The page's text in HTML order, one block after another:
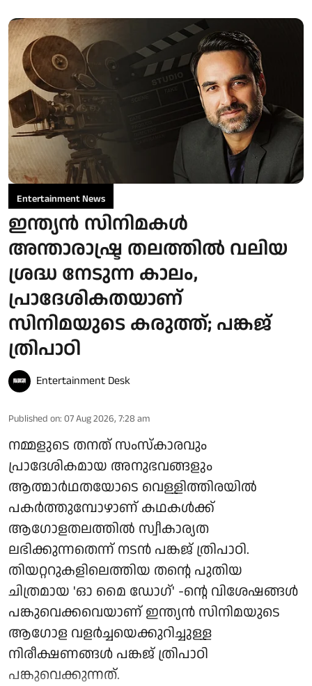
Entertainment News
ഇന്ത്യൻ സിനിമകൾ
അന്താരാഷ്ട്ര തലത്തിൽ വലിയ
ശ്രദ്ധ നേടുന്ന കാലം,
പ്രാദേശികതയാണ്
സിനിമയുടെ കരുത്ത്; പങ്കജ്
ത്രിപാഠി
Entertainment Desk
Published on: 07 Aug 2026, 7:28 am
നമ്മളുടെ തനത് സംസ്കാരവും
പ്രാദേശികമായ അനുഭവങ്ങളും
ആത്മാർഥതയോടെ വെള്ളിത്തിരയിൽ
പകർത്തുമ്പോഴാണ് കഥകൾക്ക്
ആഗോളതലത്തിൽ സ്വീകാര്യത
ലഭിക്കുന്നതെന്ന് നടൻ പങ്കജ് ത്രിപാഠി.
തിയറ്ററുകളിലെത്തിയ തന്റെ പുതിയ
ചിത്രമായ 'ഓ മൈ ഡോഗ്' -ന്റെ വിശേഷങ്ങൾ
പങ്കുവെക്കവെയാണ് ഇന്ത്യൻ സിനിമയുടെ
ആഗോള വളർച്ചയെക്കുറിച്ചുള്ള
നിരീക്ഷണങ്ങൾ പങ്കജ് ത്രിപാഠി
പങ്കുവെക്കുന്നത്.